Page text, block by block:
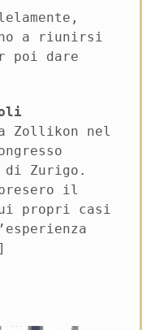
a riunirsi
poi dare
Zollikon nel
di Zurigo.
il
propri casi